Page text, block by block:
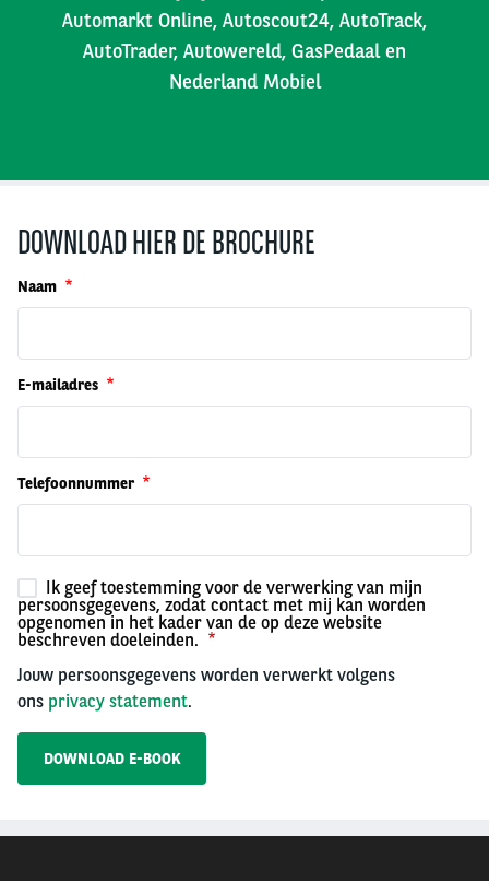
Automarkt Online, Autoscout24, AutoTrack,
AutoTrader, Autowereld, GasPedaal en
Nederland Mobiel
DOWNLOAD HIER DE BROCHURE
Naam
E-mailadres
Telefoonnummer
Ik geef toestemming voor de verwerking van mijn
persoonsgegevens, zodat contact met mij kan worden
opgenomen in het kader van de op deze website
beschreven doeleinden.
Jouw persoonsgegevens worden verwerkt volgens
ons privacy statement.